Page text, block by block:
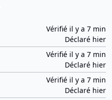
Vérifié il y a 7 min
Déclaré hier
Vérifié il y a 7 min
Déclaré hier
Vérifié il y a 7 min
Déclaré hier